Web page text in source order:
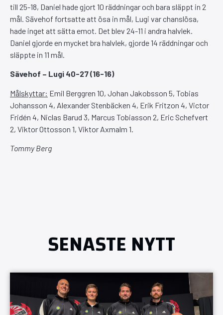
till 25-18, Daniel hade gjort 10 räddningar och bara släppt in 2
mål. Sävehof fortsatte att ösa in mål, Lugi var chanslösa,
hade inget att sätta emot. Det blev 24-11 i andra halvlek.
Daniel gjorde en mycket bra halvlek, gjorde 14 räddningar och
släppte in 11 mål.
Sävehof – Lugi 40-27 (16-16)
Målskyttar: Emil Berggren 10, Johan Jakobsson 5, Tobias
Johansson 4, Alexander Stenbäcken 4, Erik Fritzon 4, Victor
Fridén 4, Niclas Barud 3, Marcus Tobiasson 2, Eric Schefvert
2, Viktor Ottosson 1, Viktor Axmalm 1.
Tommy Berg
SENASTE NYTT